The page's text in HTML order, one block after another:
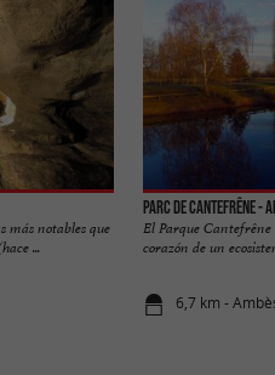
más notables que
...
Parc de Cantefrêne -
El Parque Cantefrêne
corazón de un
6,7 km -